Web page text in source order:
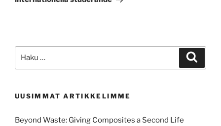
UUSIMMAT ARTIKKELIMME
Beyond Waste: Giving Composites a Second Life